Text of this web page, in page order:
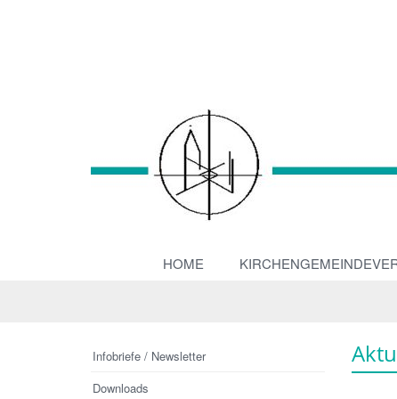
HOME
Infobriefe / Newsletter
Downloads